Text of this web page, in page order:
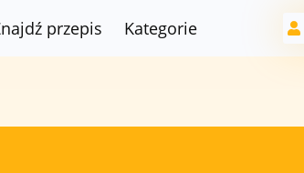
przepis Kategorie